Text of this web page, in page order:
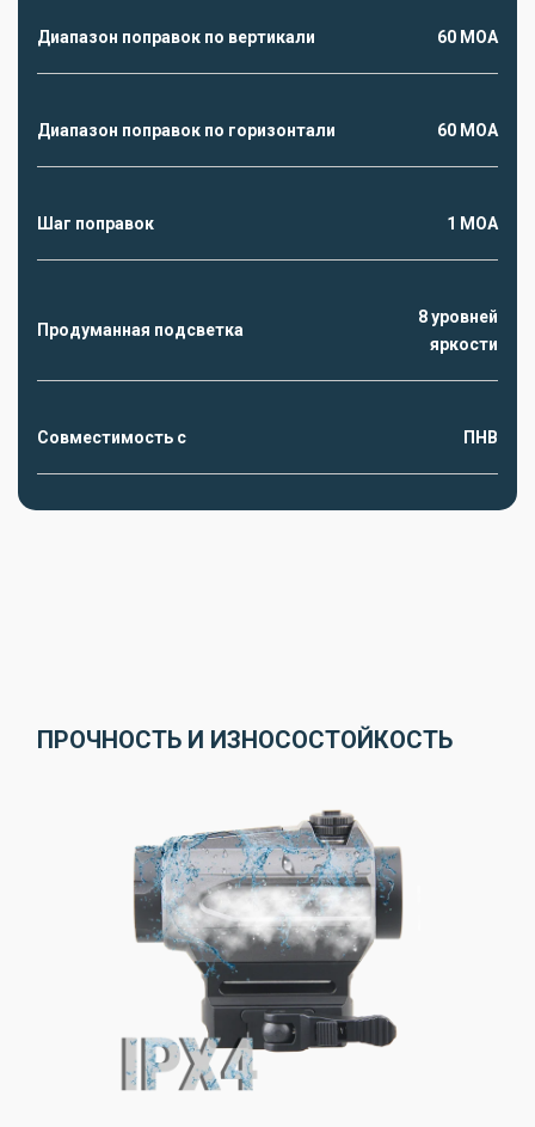
Диапазон поправок по вертикали 60 MOA
Диапазон поправок по горизонтали 60 MOA
Шаг поправок 1 MOA
Продуманная подсветка
8 уровней
яркости
Совместимость с ПНВ
ПРОЧНОСТЬ И ИЗНОСОСТОЙКОСТЬ